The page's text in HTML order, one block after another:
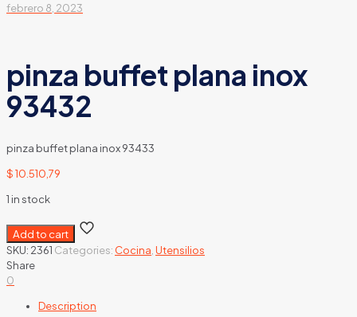
febrero 8, 2023
pinza buffet plana inox
93432
pinza buffet plana inox 93433
$10.510,79
1 in stock
Add to cart
SKU: 2361 Categories: Cocina Utensilios
Share
0
Description